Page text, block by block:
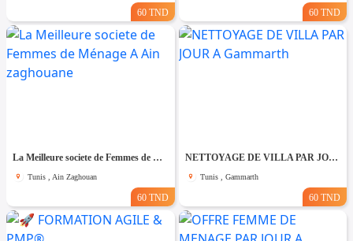
60 TND 60 TND
La Meilleure societe de Femmes de Ménage A Ain zaghouane
Tunis , Ain Zaghouan
60 TND
NETTOYAGE DE VILLA PAR JOUR A Gammarth
Tunis , Gammarth
60 TND